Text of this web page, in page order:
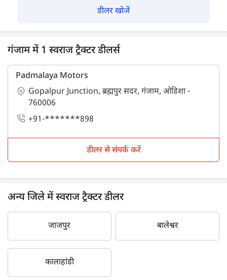
डीलर खोजें
गंजाम में 1 स्वराज ट्रैक्टर डीलर्स
Padmalaya Motors
Gopalpur Junction, ब्रह्मपुर सदर, गंजाम, ओडिशा -
760006
+91-*******898
डीलर से संपर्क करें
अन्य जिले में स्वराज ट्रैक्टर डीलर
जाजपुर बालेश्वर
कालाहांडी